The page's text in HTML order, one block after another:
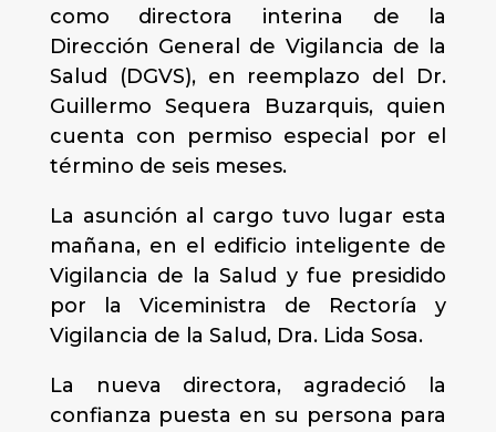
como directora interina de la
Dirección General de Vigilancia de la
Salud (DGVS), en reemplazo del Dr.
Guillermo Sequera Buzarquis, quien
cuenta con permiso especial por el
término de seis meses.
La asunción al cargo tuvo lugar esta
mañana, en el edificio inteligente de
Vigilancia de la Salud y fue presidido
por la Viceministra de Rectoría y
Vigilancia de la Salud, Dra. Lida Sosa.
La nueva directora, agradeció la
confianza puesta en su persona para